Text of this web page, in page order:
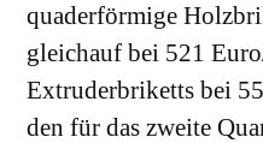
quaderförmige
gleichauf bei 521
Extruderbriketts bei
den für das zweite